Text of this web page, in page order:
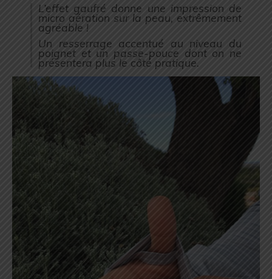
L’effet gaufré donne une impression de
micro aération sur la peau, extrêmement
agréable !
Un resserrage accentué au niveau du
poignet et un passe-pouce dont on ne
présentera plus le côté pratique.